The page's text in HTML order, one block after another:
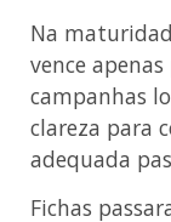
Na
vence
campanhas
clareza para
adequada
Fichas